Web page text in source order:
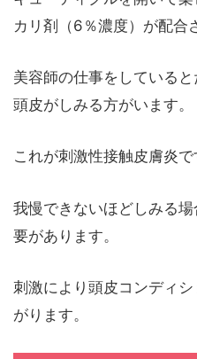
カリ剤（6％濃度）が配合
美容師の仕事をしている
頭皮がしみる方がいます。
これが刺激性接触皮膚炎で
我慢できないほどしみる
要があります。
刺激により頭皮コンディ
がります。